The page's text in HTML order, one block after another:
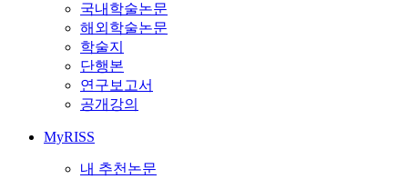
국내학술논문
해외학술논문
학술지
단행본
연구보고서
공개강의
MyRISS
내 추천논문